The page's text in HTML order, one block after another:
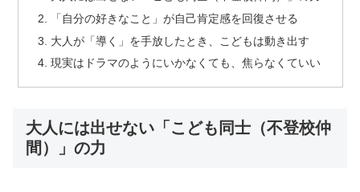
「自分の好きなこと」が自己肯定感を回復させる
大人が「導く」を手放したとき、こどもは動き出す
現実はドラマのようにいかなくても、焦らなくていい
大人には出せない「こども同士（不登校仲
間）」の力